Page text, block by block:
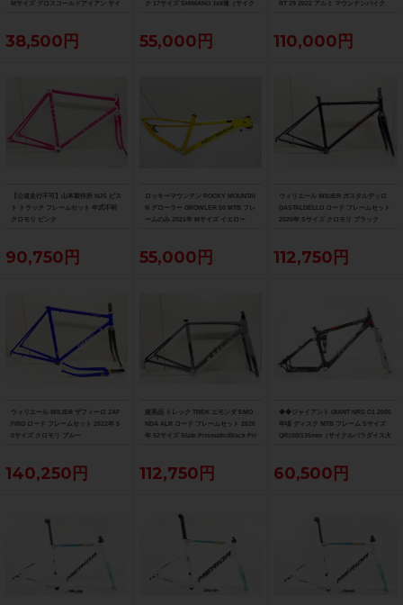
Mサイズ グロスコールドアイアン サイ
38,500円
ク 17サイズ SHIMANO 3x8速（サイク
55,000円
RT 29 2022 アルミ マウンテンバイク
送）
110,000円
【公道走行不可】山本製作所 NJS ピス
ト トラック フレームセット 年式不明
クロモリ ピンク
90,750円
ロッキーマウンテン ROCKY MOUNTAI
N グローラー GROWLER 50 MTB フレ
ームのみ 2021年 Mサイズ イエロー
55,000円
ウィリエール WILIER ガスタルデッロ
GASTALDELLO ロード フレームセット
2020年 Sサイズ クロモリ ブラック
112,750円
ウィリエール WILIER ザフィーロ ZAF
FIRO ロード フレームセット 2022年 5
0サイズ クロモリ ブルー
140,250円
超美品 トレック TREK エモンダ EMO
NDA ALR ロード フレームセット 2026
年 52サイズ Slate Prismatic/Black Pri
112,750円
◆◆ジャイアント GIANT NRS C1 2005
年頃 ディスク MTB フレーム Sサイズ
QR100/135mm（サイクルパラダイス大
60,500円